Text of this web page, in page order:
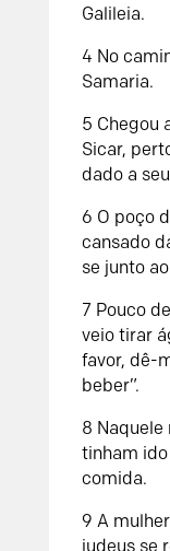
Galileia.
4 No
Samaria.
5 Chegou
Sicar,
dado a
6 O poço
cansado
se junto
7 Pouco
veio tirar
favor, dê-
beber”.
8
tinham
comida.
9 A
judeus se